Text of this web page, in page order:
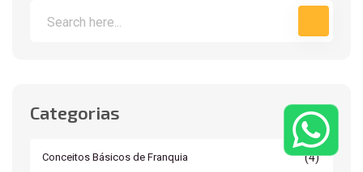
Categorias
Conceitos Básicos de Franquia (4)